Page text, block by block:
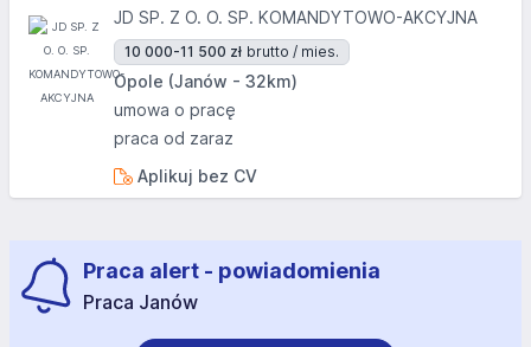
JD SP. Z O. O. SP. KOMANDYTOWO-AKCYJNA
10 000-11 500 zł brutto / mies.
Opole (Janów - 32km)
umowa o pracę
praca od zaraz
Aplikuj bez CV
Praca alert - powiadomienia
Praca Janów